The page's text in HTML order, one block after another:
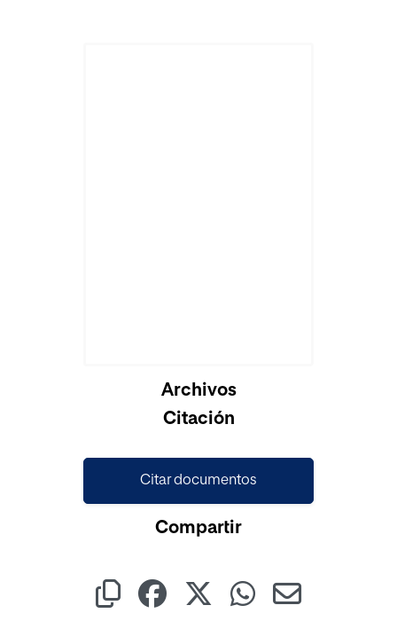
Archivos
Citación
Citar documentos
Compartir